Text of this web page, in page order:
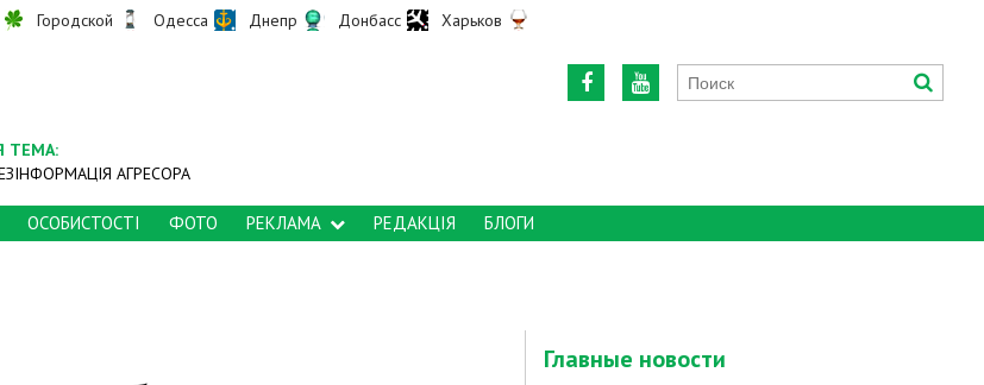
Городской Одесса Днепр Донбасс Харьков
ТЕМА:
АГРЕСОРА
ОСОБИСТОСТІ ФОТО РЕКЛАМА РЕДАКЦІЯ БЛОГИ
Главные новости